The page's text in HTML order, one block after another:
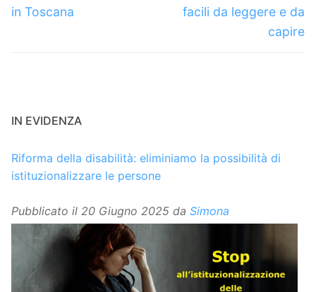
in Toscana
facili da leggere e da
capire
IN EVIDENZA
Riforma della disabilità: eliminiamo la possibilità di
istituzionalizzare le persone
Pubblicato il 20 Giugno 2025 da Simona